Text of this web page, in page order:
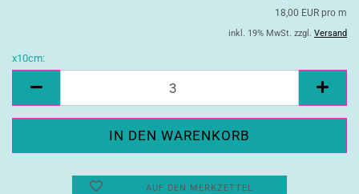
18,00 EUR pro m
inkl. 19% MwSt. zzgl. Versand
x10cm:
AUF DEN MERKZETTEL